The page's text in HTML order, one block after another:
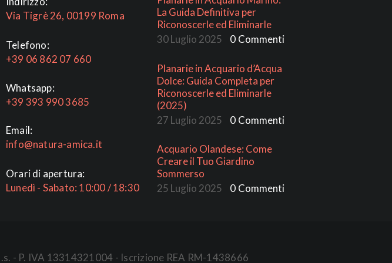
Via Tigrè 26, 00199 Roma
Telefono:
+39 06 862 07 660
Whatsapp:
+39 393 990 3685
Email:
info@natura-amica.it
Orari di apertura:
Lunedì - Sabato: 10:00 / 18:30
La Guida Definitiva per
Riconoscerle ed Eliminarle
30 Luglio 2025
0 Commenti
Planarie in Acquario d’Acqua
Dolce: Guida Completa per
Riconoscerle ed Eliminarle
(2025)
27 Luglio 2025
0 Commenti
Acquario Olandese: Come
Creare il Tuo Giardino
Sommerso
25 Luglio 2025
0 Commenti
- P. IVA 13314321004 - Iscrizione REA RM-1438666